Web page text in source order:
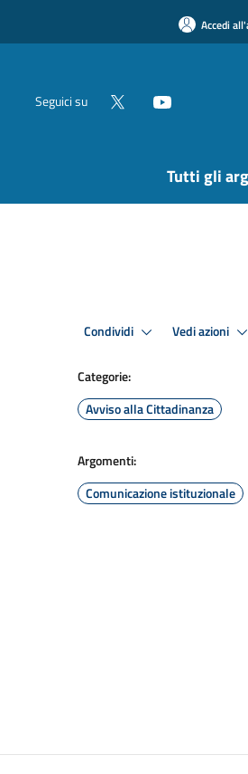
Accedi
Seguici su
Tutti gli
Condividi Vedi azioni
Categorie:
Avviso alla Cittadinanza
Argomenti:
Comunicazione istituzionale